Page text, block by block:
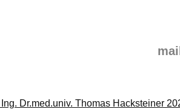
Dr.med.univ. Thomas Hacksteiner